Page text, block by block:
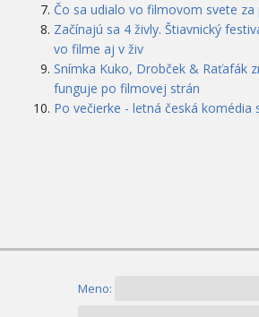
Čo sa udialo vo filmovom svete za
Začínajú sa 4 živly. Štiavnický
vo filme aj v živ
Snímka Kuko, Drobček & Raťafák
funguje po filmovej strán
Po večierke - letná česká
Meno: